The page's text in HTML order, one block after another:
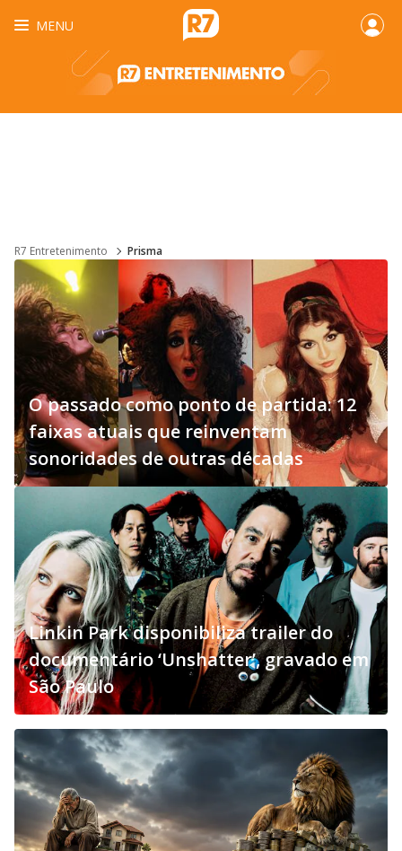
MENU
R7 Entretenimento Prisma
O passado como ponto de partida: 12
faixas atuais que reinventam
sonoridades de outras décadas
Linkin Park disponibiliza trailer do
documentário ‘Unshatter’, gravado em
São Paulo